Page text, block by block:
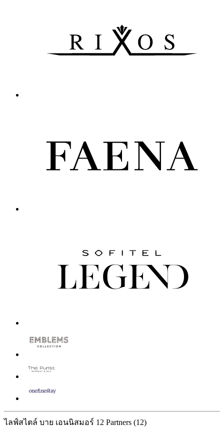
ไลฟ์สไตล์ บาย เอนนิสมอร์ 12 Partners (12)